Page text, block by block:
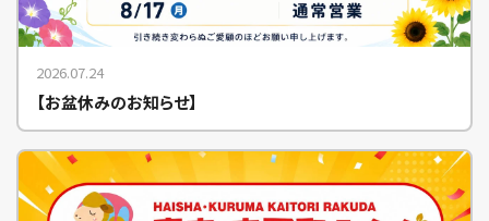
2026.07.24
【お盆休みのお知らせ】